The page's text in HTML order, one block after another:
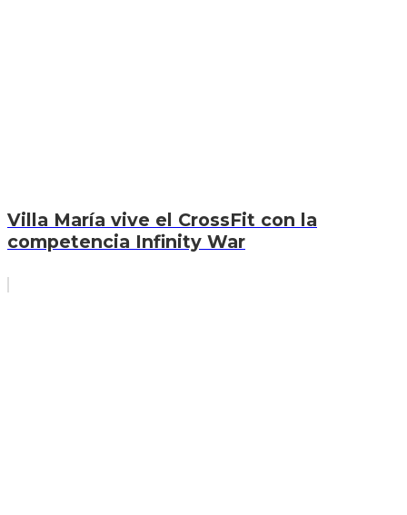
Villa María vive el CrossFit con la
competencia Infinity War